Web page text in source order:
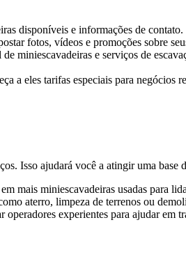
disponíveis e informações de
fotos, vídeos e promoções sobre
miniescavadeiras e serviços de
a eles tarifas especiais para negócios
Isso ajudará você a atingir uma base
mais miniescavadeiras usadas para
aterro, limpeza de terrenos ou
experientes para ajudar em